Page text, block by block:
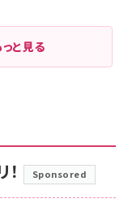
と見る
Sponsored